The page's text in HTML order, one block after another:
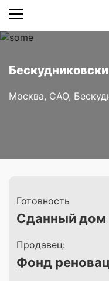
Москва, САО,
Готовность
Сданный дом
Продавец:
Фонд